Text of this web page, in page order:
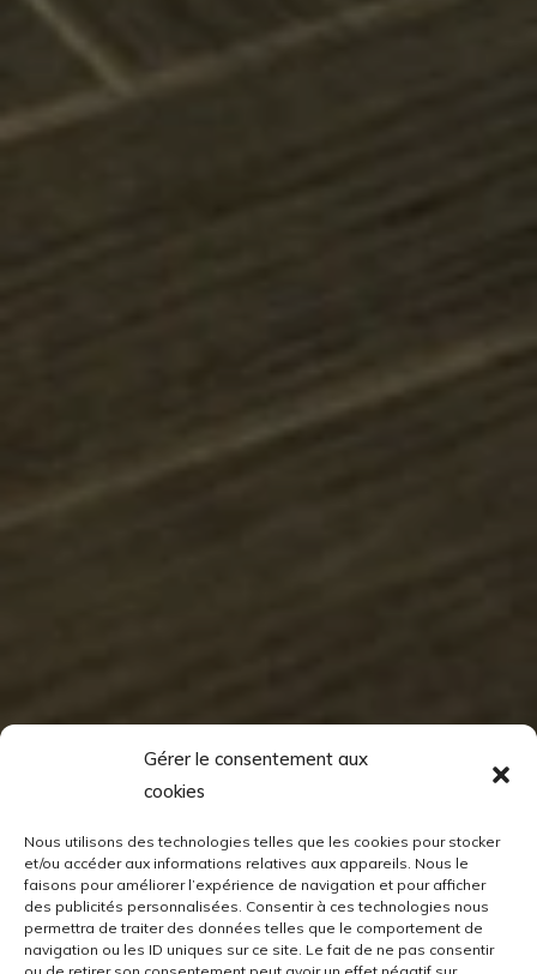
Gérer le consentement aux
cookies
Nous utilisons des technologies telles que les cookies pour stocker
et/ou accéder aux informations relatives aux appareils. Nous le
faisons pour améliorer l’expérience de navigation et pour afficher
des publicités personnalisées. Consentir à ces technologies nous
permettra de traiter des données telles que le comportement de
navigation ou les ID uniques sur ce site. Le fait de ne pas consentir